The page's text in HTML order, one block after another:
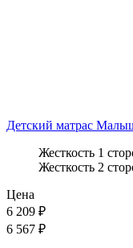
Детский матрас
Жесткость 1
Жесткость 2
Цена
6 209 ₽
6 567 ₽